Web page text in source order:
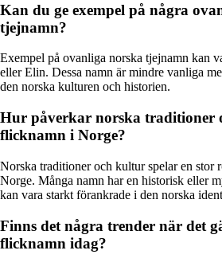
Kan du ge exempel på några
tjejnamn?
Exempel på ovanliga norska tjejnamn kan
eller Elin. Dessa namn är mindre vanliga
den norska kulturen och historien.
Hur påverkar norska traditioner
flicknamn i Norge?
Norska traditioner och kultur spelar en stor
Norge. Många namn har en historisk eller
kan vara starkt förankrade i den norska
Finns det några trender när det
flicknamn idag?